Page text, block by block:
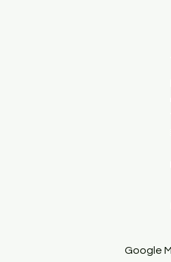
Google